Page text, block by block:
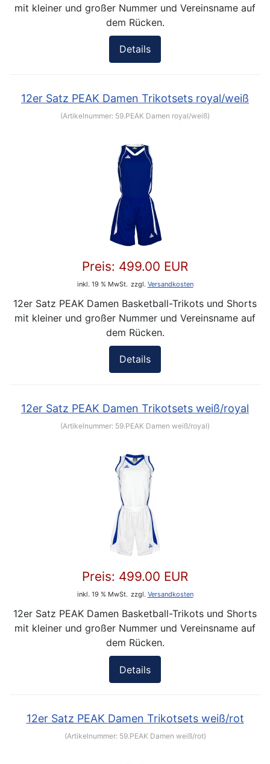
mit kleiner und großer Nummer und Vereinsname auf
dem Rücken.
Details
12er Satz PEAK Damen Trikotsets royal/weiß
(Artikelnummer: 59.PEAK Damen royal/weiß)
Preis: 499.00 EUR
inkl. 19 % MwSt. zzgl. Versandkosten
12er Satz PEAK Damen Basketball-Trikots und Shorts
mit kleiner und großer Nummer und Vereinsname auf
dem Rücken.
Details
12er Satz PEAK Damen Trikotsets weiß/royal
(Artikelnummer: 59.PEAK Damen weiß/royal)
Preis: 499.00 EUR
inkl. 19 % MwSt. zzgl. Versandkosten
12er Satz PEAK Damen Basketball-Trikots und Shorts
mit kleiner und großer Nummer und Vereinsname auf
dem Rücken.
Details
12er Satz PEAK Damen Trikotsets weiß/rot
(Artikelnummer: 59.PEAK Damen weiß/rot)